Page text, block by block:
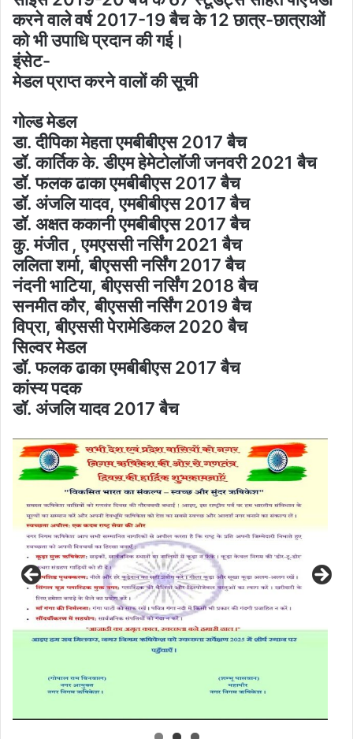
करने वाले वर्ष 2017-19 बैच के 12 छात्र-छात्राओं
को भी उपाधि प्रदान की गई।
इंसेट-
मेडल प्राप्त करने वालों की सूची
गोल्ड मेडल
डा. दीपिका मेहता एमबीबीएस 2017 बैच
डॉ. कार्तिक के. डीएम हेमेटोलॉजी जनवरी 2021 बैच
डॉ. फलक ढाका एमबीबीएस 2017 बैच
डॉ. अंजलि यादव, एमबीबीएस 2017 बैच
डॉ. अक्षत ककानी एमबीबीएस 2017 बैच
कु. मंजीत , एमएससी नर्सिंग 2021 बैच
ललिता शर्मा, बीएससी नर्सिंग 2017 बैच
नंदनी भाटिया, बीएससी नर्सिंग 2018 बैच
सनमीत कौर, बीएससी नर्सिंग 2019 बैच
विप्रा, बीएससी पेरामेडिकल 2020 बैच
सिल्वर मेडल
डॉ. फलक ढाका एमबीबीएस 2017 बैच
कांस्य पदक
डॉ. अंजलि यादव 2017 बैच